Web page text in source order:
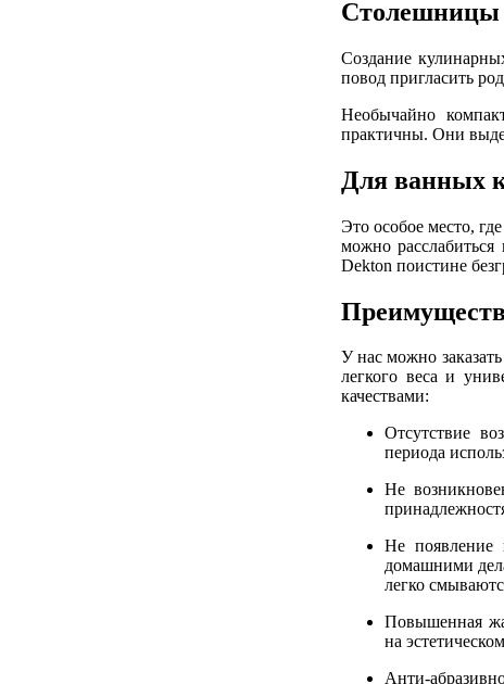
Столешницы
Создание
повод пригласить
Необычайно
практичны. Они
Для ванных
Это особое место,
можно
Dekton поистине
У нас можно
легкого веса и
качествами:
Отсутствие
периода
Не
Не появление
домашними
легко
Повышенная
на
Анти-